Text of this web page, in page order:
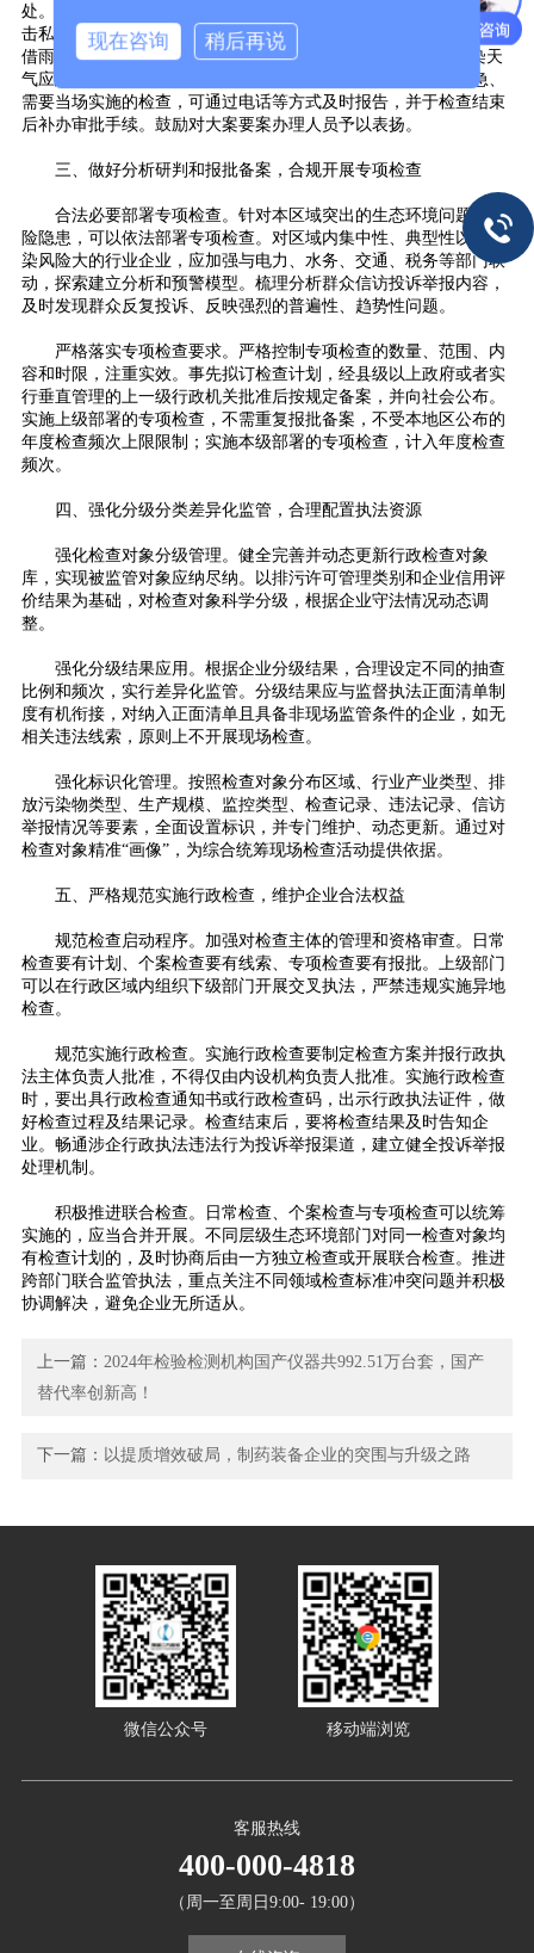
处。要狠抓违法后果严重、主观恶意明显的重点案件办理，严厉打
击私设暗管或利用溶洞、裂隙偷排偷放、篡改伪造自动监测数据、
借雨排污“零存整取”、不正常运行污染防治设施、不落实重污染天
气应急管控措施、危险废物非法转移倾倒等行为。对于情况紧急、
需要当场实施的检查，可通过电话等方式及时报告，并于检查结束
后补办审批手续。鼓励对大案要案办理人员予以表扬。
三、做好分析研判和报批备案，合规开展专项检查
合法必要部署专项检查。针对本区域突出的生态环境问题或风
险隐患，可以依法部署专项检查。对区域内集中性、典型性以及污
染风险大的行业企业，应加强与电力、水务、交通、税务等部门联
动，探索建立分析和预警模型。梳理分析群众信访投诉举报内容，
及时发现群众反复投诉、反映强烈的普遍性、趋势性问题。
严格落实专项检查要求。严格控制专项检查的数量、范围、内
容和时限，注重实效。事先拟订检查计划，经县级以上政府或者实
行垂直管理的上一级行政机关批准后按规定备案，并向社会公布。
实施上级部署的专项检查，不需重复报批备案，不受本地区公布的
年度检查频次上限限制；实施本级部署的专项检查，计入年度检查
频次。
四、强化分级分类差异化监管，合理配置执法资源
强化检查对象分级管理。健全完善并动态更新行政检查对象
库，实现被监管对象应纳尽纳。以排污许可管理类别和企业信用评
价结果为基础，对检查对象科学分级，根据企业守法情况动态调
整。
强化分级结果应用。根据企业分级结果，合理设定不同的抽查
比例和频次，实行差异化监管。分级结果应与监督执法正面清单制
度有机衔接，对纳入正面清单且具备非现场监管条件的企业，如无
相关违法线索，原则上不开展现场检查。
强化标识化管理。按照检查对象分布区域、行业产业类型、排
放污染物类型、生产规模、监控类型、检查记录、违法记录、信访
举报情况等要素，全面设置标识，并专门维护、动态更新。通过对
检查对象精准“画像”，为综合统筹现场检查活动提供依据。
五、严格规范实施行政检查，维护企业合法权益
规范检查启动程序。加强对检查主体的管理和资格审查。日常
检查要有计划、个案检查要有线索、专项检查要有报批。上级部门
可以在行政区域内组织下级部门开展交叉执法，严禁违规实施异地
检查。
规范实施行政检查。实施行政检查要制定检查方案并报行政执
法主体负责人批准，不得仅由内设机构负责人批准。实施行政检查
时，要出具行政检查通知书或行政检查码，出示行政执法证件，做
好检查过程及结果记录。检查结束后，要将检查结果及时告知企
业。畅通涉企行政执法违法行为投诉举报渠道，建立健全投诉举报
处理机制。
积极推进联合检查。日常检查、个案检查与专项检查可以统筹
实施的，应当合并开展。不同层级生态环境部门对同一检查对象均
有检查计划的，及时协商后由一方独立检查或开展联合检查。推进
跨部门联合监管执法，重点关注不同领域检查标准冲突问题并积极
协调解决，避免企业无所适从。
上一篇： 2024年检验检测机构国产仪器共992.51万台套，国产
替代率创新高！
下一篇： 以提质增效破局，制药装备企业的突围与升级之路
客服热线
400-000-4818
（周一至周日9:00- 19:00）
微信公众号 移动端浏览
现在咨询 稍后再说